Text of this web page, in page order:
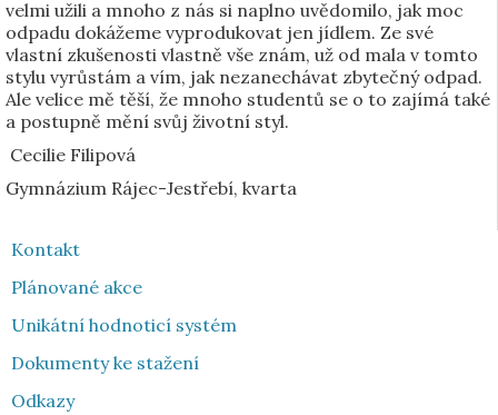
velmi užili a mnoho z nás si naplno uvědomilo, jak moc
odpadu dokážeme vyprodukovat jen jídlem. Ze své
vlastní zkušenosti vlastně vše znám, už od mala v tomto
stylu vyrůstám a vím, jak nezanechávat zbytečný odpad.
Ale velice mě těší, že mnoho studentů se o to zajímá také
a postupně mění svůj životní styl.
Cecilie Filipová
Gymnázium Rájec-Jestřebí, kvarta
Kontakt
Plánované akce
Unikátní hodnoticí systém
Dokumenty ke stažení
Odkazy